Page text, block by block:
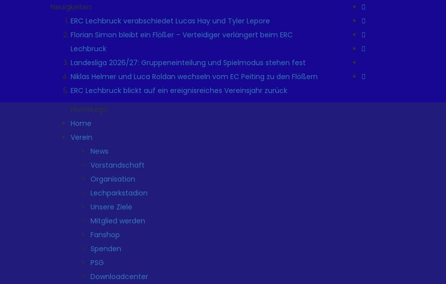
Neuigkeiten
ERC Lechbruck verabschiedet Lucas Hay und Tyler Lepore
Florian Simon bleibt ein Flößer – Verteidiger verlängert beim ERC
Lechbruck
Landesliga 2026/27: Gruppeneinteilung und Spielmodus stehen fest
Niklas Helmer und Luca Roldan wechseln vom EC Peiting zu den Flößern
ERC Lechbruck blickt auf ein ereignisreiches Vereinsjahr zurück
HomeLogo
Home
Verein
News
Vorstandschaft
Organisation
Lechparkstadion
Unsere Ziele
Mitglied werden
Fanshop
Spenden
PSG
Downloadcenter